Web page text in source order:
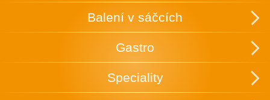
Balení v sáčcích
Gastro
Speciality